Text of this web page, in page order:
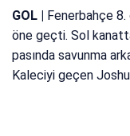
GOL | Fenerbahçe 8.
öne geçti. Sol
pasında savunma
Kaleciyi geçen